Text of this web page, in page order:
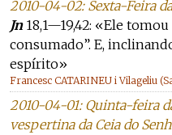
2010-04-02: Sexta-Feira
Jn18,1—19,42: «Ele
consumado”. E,
espírito»
Francesc CATARINEU i Vilageliu
2010-04-01: Quinta-feira
vespertina da Ceia do